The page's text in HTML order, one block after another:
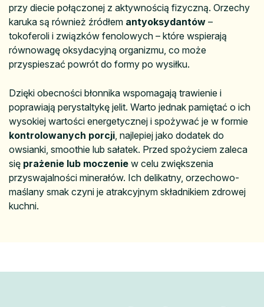
przy diecie połączonej z aktywnością fizyczną. Orzechy
karuka są również źródłem antyoksydantów –
tokoferoli i związków fenolowych – które wspierają
równowagę oksydacyjną organizmu, co może
przyspieszać powrót do formy po wysiłku.
Dzięki obecności błonnika wspomagają trawienie i
poprawiają perystaltykę jelit. Warto jednak pamiętać o ich
wysokiej wartości energetycznej i spożywać je w formie
kontrolowanych porcji , najlepiej jako dodatek do
owsianki, smoothie lub sałatek. Przed spożyciem zaleca
się prażenie lub moczenie w celu zwiększenia
przyswajalności minerałów. Ich delikatny, orzechowo-
maślany smak czyni je atrakcyjnym składnikiem zdrowej
kuchni.